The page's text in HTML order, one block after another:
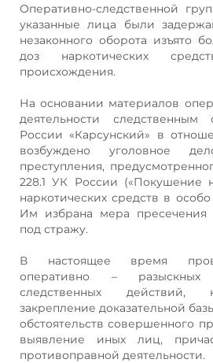
Оперативно-следственной
указанные лица были
незаконного оборота изъято
доз наркотических
происхождения.
На основании материалов
деятельности
России «Карсунский» в
возбуждено уголовное
преступления,
228.1 УК России («Покушение
наркотических средств в
Им избрана мера пресечения
под стражу.
В настоящее время
оперативно –
следственных действий,
закрепление доказательной
обстоятельств совершенного
выявление иных лиц,
противоправной деятельности.